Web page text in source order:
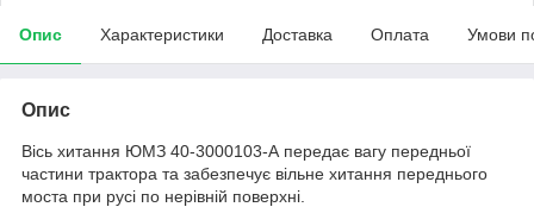
Опис Характеристики Доставка Оплата Умови
Опис
Вісь хитання ЮМЗ 40-3000103-А передає вагу передньої
частини трактора та забезпечує вільне хитання переднього
моста при русі по нерівній поверхні.